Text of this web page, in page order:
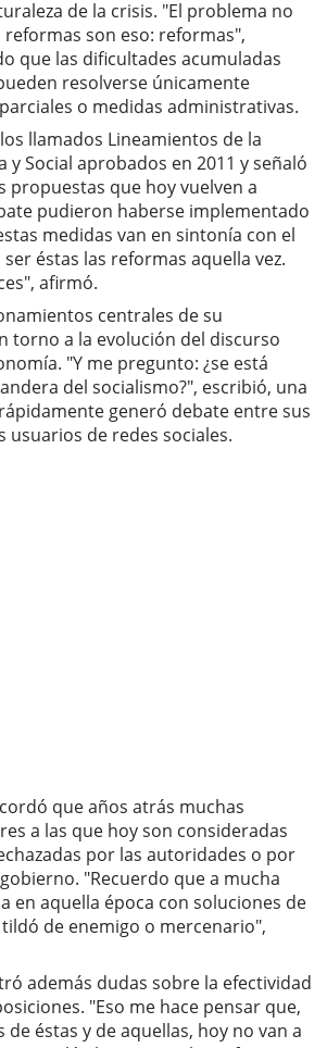
de la crisis. "El problema no
reformas son eso: reformas",
que las dificultades acumuladas
resolverse únicamente
o medidas administrativas.
llamados Lineamientos de la
y Social aprobados en 2011 y señaló
propuestas que hoy vuelven a
pudieron haberse implementado
medidas van en sintonía con el
éstas las reformas aquella vez.
afirmó.
centrales de su
torno a la evolución del discurso
"Y me pregunto: ¿se está
del socialismo?", escribió, una
generó debate entre sus
usuarios de redes sociales.
que años atrás muchas
a las que hoy son consideradas
por las autoridades o por
"Recuerdo que a mucha
en aquella época con soluciones de
de enemigo o mercenario",
además dudas sobre la efectividad
"Eso me hace pensar que,
éstas y de aquellas, hoy no van a